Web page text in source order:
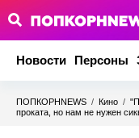
Новости Персоны
ПОПКОРНNEWS / Кино /
проката, но нам не нужен